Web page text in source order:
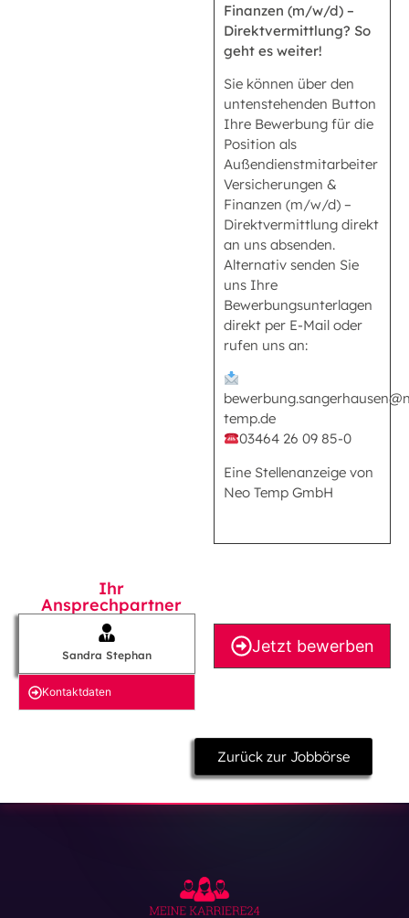
Finanzen (m/w/d) –
Direktvermittlung? So
geht es weiter!
Sie können über den
untenstehenden Button
Ihre Bewerbung für die
Position als
Außendienstmitarbeiter
Versicherungen &
Finanzen (m/w/d) –
Direktvermittlung direkt
an uns absenden.
Alternativ senden Sie
uns Ihre
Bewerbungsunterlagen
direkt per E-Mail oder
rufen uns an:
temp.de
03464 26 09 85-0
Eine Stellenanzeige von
Neo Temp GmbH
Ihr
Ansprechpartner
Sandra Stephan
Kontakt­daten
Jetzt bewerben
Zurück zur Jobbörse